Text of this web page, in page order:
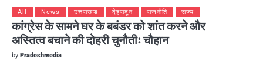
All News उत्तराखंड देहरादून राजनीति राज्य
कांग्रेस के सामने घर के बबंडर को शांत करने और
अस्तित्व बचाने की दोहरी चुनौतीः चौहान
by Pradeshmedia